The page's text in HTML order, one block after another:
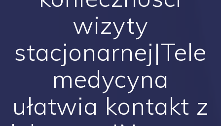
wizyty
stacjonarnej|Tele
medycyna
ułatwia kontakt z